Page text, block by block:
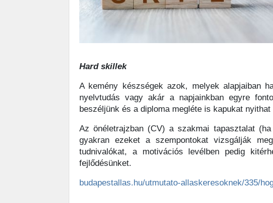
Hard skillek
A kemény készségek azok, melyek alapjaiban
nyelvtudás vagy akár a napjainkban egyre
beszéljünk és a diploma megléte is kapukat
Az önéletrajzban (CV) a szakmai tapasztalat
gyakran ezeket a szempontokat vizsgálják
tudnivalókat, a motivációs levélben pedig
fejlődésünket.
budapestallas.hu/utmutato-allaskeresoknek/335/